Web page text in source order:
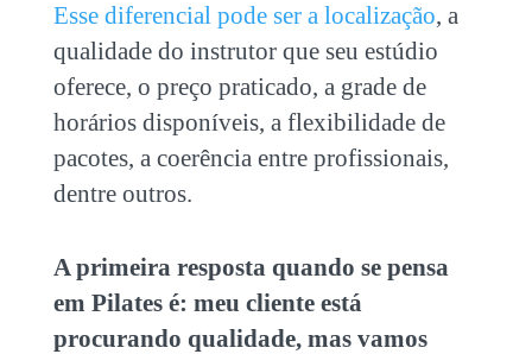
Esse diferencial pode ser a localização, a
qualidade do instrutor que seu estúdio
oferece, o preço praticado, a grade de
horários disponíveis, a flexibilidade de
pacotes, a coerência entre profissionais,
dentre outros.
A primeira resposta quando se pensa
em Pilates é: meu cliente está
procurando qualidade, mas vamos